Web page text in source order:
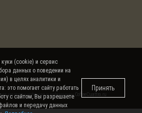
магазин кофе, чая и кофемашин CoffeeCuattro.ru
(cookie) и сервис
данных о поведении на
в целях аналитики и
это помогает сайту работать
с сайтом, Вы разрешаете
и передачу данных
Принять